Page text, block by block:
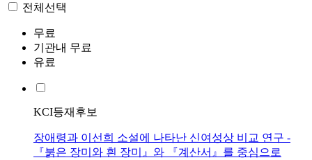
전체선택
무료
기관내 무료
유료
KCI등재후보
장애령과 이선희 소설에 나타난 신여성상 비교 연구 -
『붉은 장미와 흰 장미』와 『계산서』를 중심으로